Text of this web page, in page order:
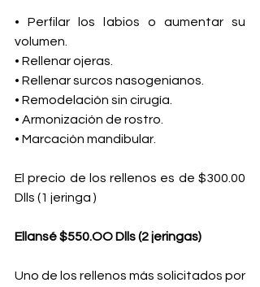
• Perfilar los labios o aumentar su
volumen.
• Rellenar ojeras.
• Rellenar surcos nasogenianos.
• Remodelación sin cirugía.
• Armonización de rostro.
• Marcación mandibular.
El precio de los rellenos es de $300.00
Dlls (1 jeringa )
Ellansé $550.OO Dlls (2 jeringas)
Uno de los rellenos más solicitados por